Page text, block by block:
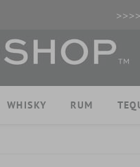
WHISKY RUM